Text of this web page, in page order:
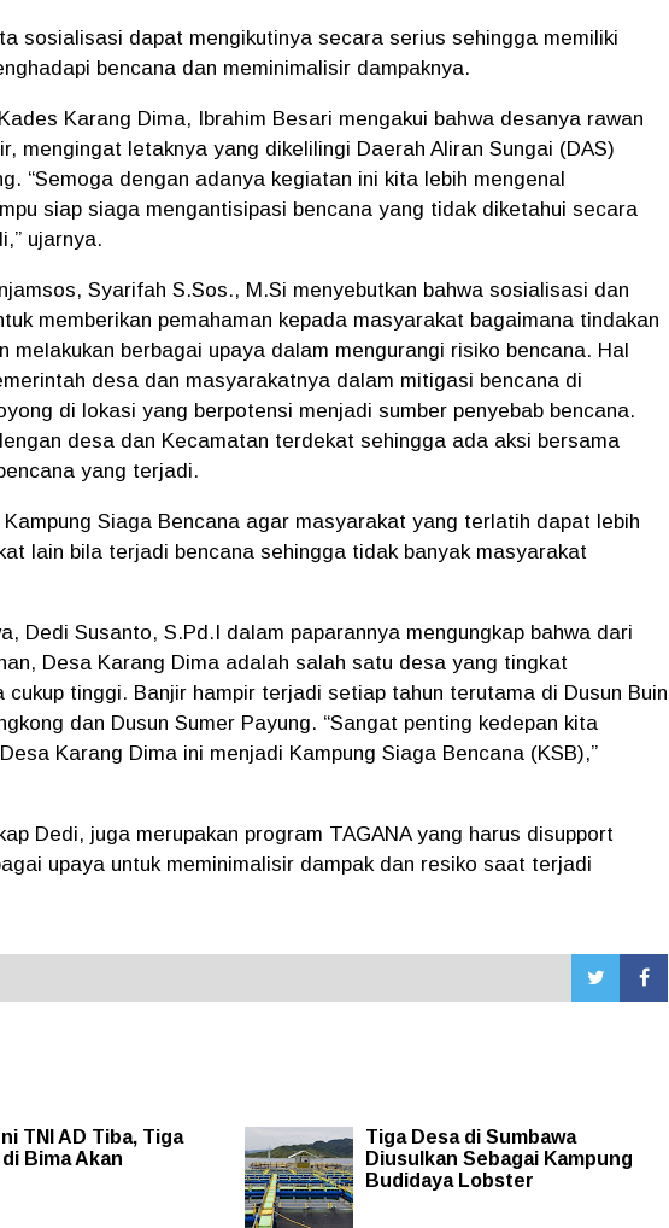
sosialisasi dapat mengikutinya secara serius sehingga memiliki
bencana dan meminimalisir dampaknya.
Karang Dima, Ibrahim Besari mengakui bahwa desanya rawan
mengingat letaknya yang dikelilingi Daerah Aliran Sungai (DAS)
“Semoga dengan adanya kegiatan ini kita lebih mengenal
siap siaga mengantisipasi bencana yang tidak diketahui secara
ujarnya.
Syarifah S.Sos., M.Si menyebutkan bahwa sosialisasi dan
memberikan pemahaman kepada masyarakat bagaimana tindakan
melakukan berbagai upaya dalam mengurangi risiko bencana. Hal
desa dan masyarakatnya dalam mitigasi bencana di
di lokasi yang berpotensi menjadi sumber penyebab bencana.
desa dan Kecamatan terdekat sehingga ada aksi bersama
yang terjadi.
Kampung Siaga Bencana agar masyarakat yang terlatih dapat lebih
lain bila terjadi bencana sehingga tidak banyak masyarakat
Dedi Susanto, S.Pd.I dalam paparannya mengungkap bahwa dari
Desa Karang Dima adalah salah satu desa yang tingkat
cukup tinggi. Banjir hampir terjadi setiap tahun terutama di Dusun Buin
dan Dusun Sumer Payung. “Sangat penting kedepan kita
Karang Dima ini menjadi Kampung Siaga Bencana (KSB),”
Dedi, juga merupakan program TAGANA yang harus disupport
upaya untuk meminimalisir dampak dan resiko saat terjadi
TNI AD Tiba, Tiga
Bima Akan
Tiga Desa di Sumbawa
Diusulkan Sebagai Kampung
Budidaya Lobster